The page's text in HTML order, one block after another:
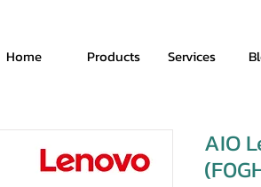
Home Products Services
AIO